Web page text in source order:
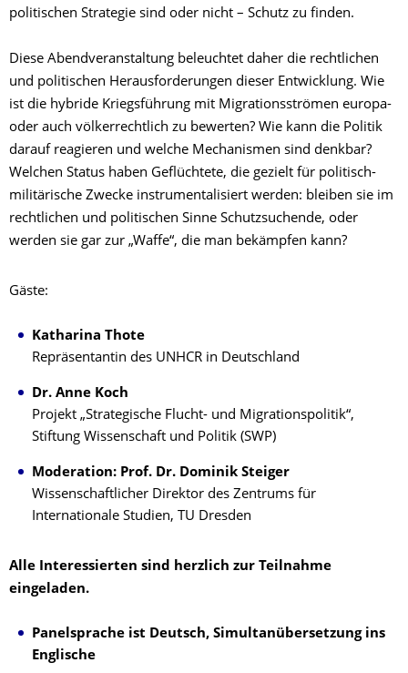
politischen Strategie sind oder nicht – Schutz zu finden.
Diese Abendveranstaltung beleuchtet daher die rechtlichen
und politischen Herausforderungen dieser Entwicklung. Wie
ist die hybride Kriegsführung mit Migrationsströmen europa-
oder auch völkerrechtlich zu bewerten? Wie kann die Politik
darauf reagieren und welche Mechanismen sind denkbar?
Welchen Status haben Geflüchtete, die gezielt für politisch-
militärische Zwecke instrumentalisiert werden: bleiben sie im
rechtlichen und politischen Sinne Schutzsuchende, oder
werden sie gar zur „Waffe“, die man bekämpfen kann?
Gäste:
Katharina Thote
Repräsentantin des UNHCR in Deutschland
Dr. Anne Koch
Projekt „Strategische Flucht- und Migrationspolitik“,
Stiftung Wissenschaft und Politik (SWP)
Moderation: Prof. Dr. Dominik Steiger
Wissenschaftlicher Direktor des Zentrums für
Internationale Studien, TU Dresden
Alle Interessierten sind herzlich zur Teilnahme
eingeladen.
Panelsprache ist Deutsch, Simultanübersetzung ins
Englische